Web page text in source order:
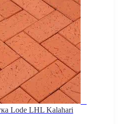
Lode LHL Kalahari